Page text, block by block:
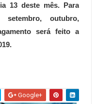
13 deste mês. Para
setembro, outubro,
será feito a
Google+